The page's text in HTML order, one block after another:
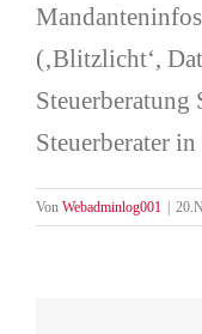
Mandanteninfos
(‚Blitzlicht‘,
Steuerberatung
Steuerberater in
Von Webadminlog001 |